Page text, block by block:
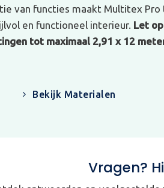
van functies maakt Multitex
en functioneel interieur. Let
tot maximaal 2,91 x 12
Bekijk Materialen
Vragen?